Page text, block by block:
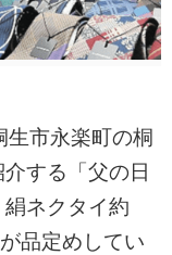
生市永楽町の桐
する「父の日
ネクタイ約
品定めしてい